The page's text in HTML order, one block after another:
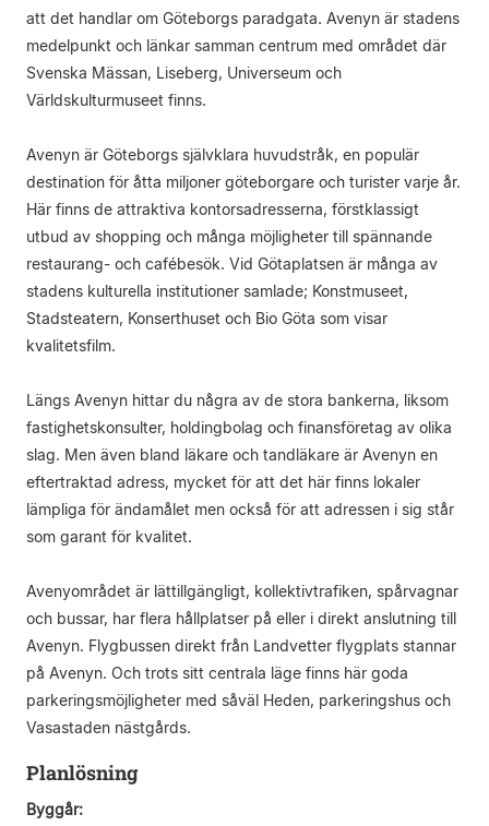
att det handlar om Göteborgs paradgata. Avenyn är stadens
medelpunkt och länkar samman centrum med området där
Svenska Mässan, Liseberg, Universeum och
Världskulturmuseet finns.
Avenyn är Göteborgs självklara huvudstråk, en populär
destination för åtta miljoner göteborgare och turister varje år.
Här finns de attraktiva kontorsadresserna, förstklassigt
utbud av shopping och många möjligheter till spännande
restaurang- och cafébesök. Vid Götaplatsen är många av
stadens kulturella institutioner samlade; Konstmuseet,
Stadsteatern, Konserthuset och Bio Göta som visar
kvalitetsfilm.
Längs Avenyn hittar du några av de stora bankerna, liksom
fastighetskonsulter, holdingbolag och finansföretag av olika
slag. Men även bland läkare och tandläkare är Avenyn en
eftertraktad adress, mycket för att det här finns lokaler
lämpliga för ändamålet men också för att adressen i sig står
som garant för kvalitet.
Avenyområdet är lättillgängligt, kollektivtrafiken, spårvagnar
och bussar, har flera hållplatser på eller i direkt anslutning till
Avenyn. Flygbussen direkt från Landvetter flygplats stannar
på Avenyn. Och trots sitt centrala läge finns här goda
parkeringsmöjligheter med såväl Heden, parkeringshus och
Vasastaden nästgårds.
Planlösning
Byggår: